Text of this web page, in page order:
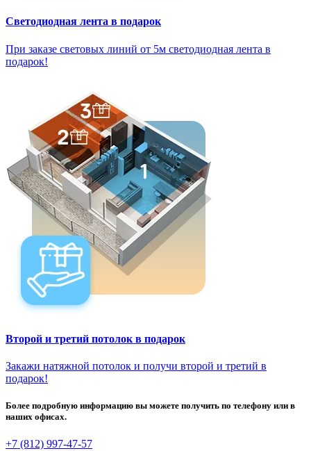
Светодиодная лента в подарок
При заказе световых линий от 5м светодиодная лента в
подарок!
Второй и третий потолок в подарок
Закажи натяжной потолок и получи второй и третий в
подарок!
Более подробную информацию вы можете получить по телефону или в
наших офисах.
+7 (812) 997-47-57